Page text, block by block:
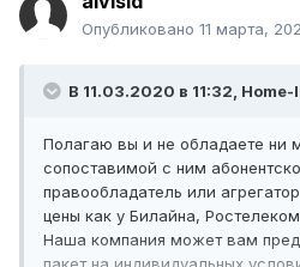
Опубликовано 11 марта,
В 11.03.2020 в 11:32, Home-
Полагаю вы и не обладаете ни
сопоставимой с ним
правообладатель или
цены как у Билайна,
Наша компания может вам